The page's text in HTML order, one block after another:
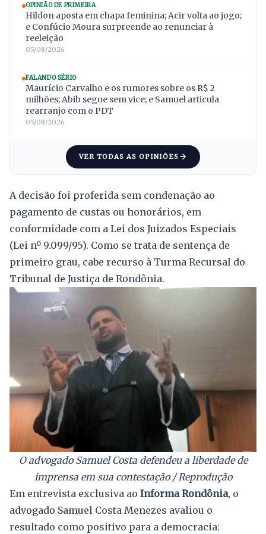
OPINIÃO DE PRIMEIRA
Hildon aposta em chapa feminina; Acir volta ao jogo;
e Confúcio Moura surpreende ao renunciar à
reeleição
05/08/2026
FALANDO SÉRIO
Maurício Carvalho e os rumores sobre os R$ 2
milhões; Abib segue sem vice; e Samuel articula
rearranjo com o PDT
05/08/2026
VER TODAS AS OPINIÕES
A decisão foi proferida sem condenação ao
pagamento de custas ou honorários, em
conformidade com a Lei dos Juizados Especiais
(Lei nº 9.099/95). Como se trata de sentença de
primeiro grau, cabe recurso à Turma Recursal do
Tribunal de Justiça de Rondônia.
O advogado Samuel Costa defendeu a liberdade de
imprensa em sua contestação / Reprodução
Em entrevista exclusiva ao Informa Rondônia, o
advogado Samuel Costa Menezes avaliou o
resultado como positivo para a democracia: